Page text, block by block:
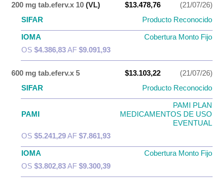
200 mg tab.eferv.x 10 (VL) $13.478,76
(21/07/26)
SIFAR
Producto Reconocido
IOMA
Cobertura Monto Fijo
OS $4.386,83AF $9.091,93
600 mg tab.eferv.x 5 $13.103,22
(21/07/26)
SIFAR
Producto Reconocido
PAMI
PAMI PLAN
MEDICAMENTOS DE USO
EVENTUAL
OS $5.241,29AF $7.861,93
IOMA
Cobertura Monto Fijo
OS $3.802,83AF $9.300,39